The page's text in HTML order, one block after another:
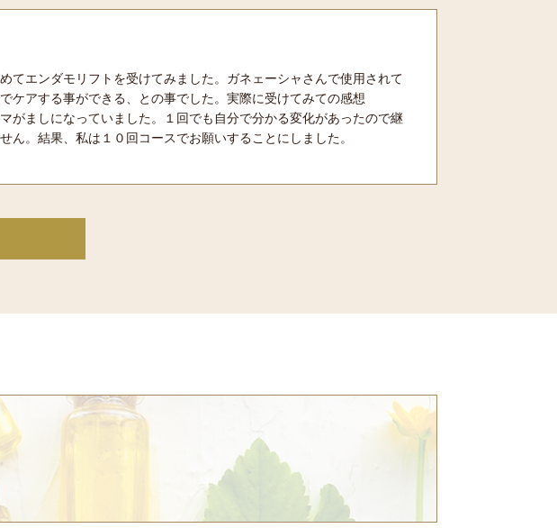
てエンダモリフトを受けてみました。ガネェーシャさんで使用されて
ケアする事ができる、との事でした。実際に受けてみての感想
がましになっていました。１回でも自分で分かる変化があったので継
。結果、私は１０回コースでお願いすることにしました。